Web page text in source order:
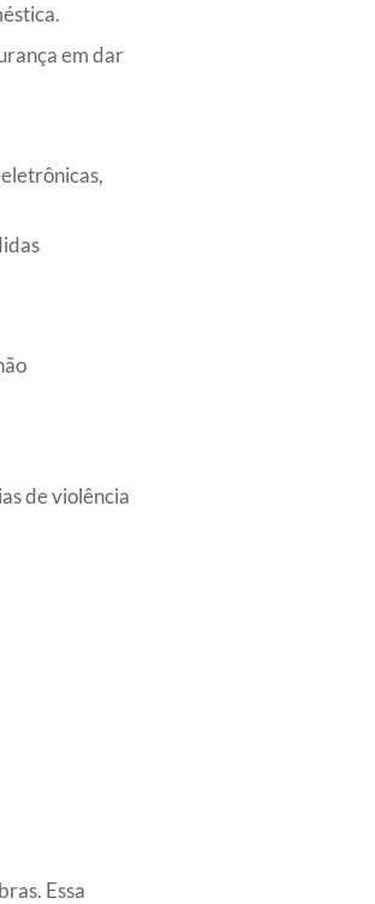
em dar
de violência
Essa